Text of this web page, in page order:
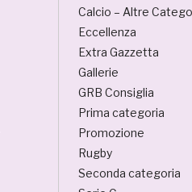
Calcio – Altre
Eccellenza
Extra Gazzetta
Gallerie
GRB Consiglia
Prima categoria
Promozione
Rugby
Seconda categoria